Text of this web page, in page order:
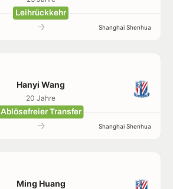
Leihrückkehr
Shanghai Shenhua
Hanyi Wang
20 Jahre
Ablösefreier Transfer
Shanghai Shenhua
Ming Huang